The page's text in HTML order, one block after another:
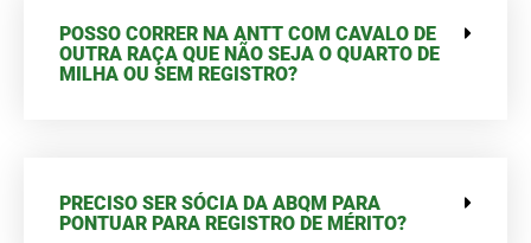
POSSO CORRER NA ANTT COM CAVALO DE
OUTRA RAÇA QUE NÃO SEJA O QUARTO DE
MILHA OU SEM REGISTRO?
PRECISO SER SÓCIA DA ABQM PARA
PONTUAR PARA REGISTRO DE MÉRITO?